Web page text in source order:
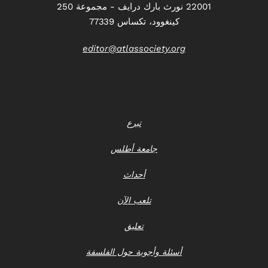
22001 نورث بارك درايف - مجموعة 250
كينغوود، تكساس 77339
editor@atlassociety.org
تبرع
جامعة أطلس
أحداث
تلعب الآن
تعليق
أسئلة وأجوبة حول الفلسفة